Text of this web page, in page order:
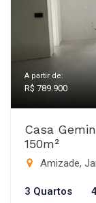
A partir de:
R$ 789.900
Casa
150m²
Amizade,
3 Quartos